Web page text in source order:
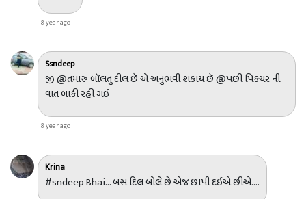
8 year ago
Ssndeep
જી @તમારુ બૉલતુ દીલ છૅ એ અનુભવી શકાય છૅ @પછી પિકચર ની
વાત બાકી રહી ગઈ
8 year ago
Krina
#sndeep Bhai... બસ દિલ બોલે છે એજ છાપી દઈએ છીએ....